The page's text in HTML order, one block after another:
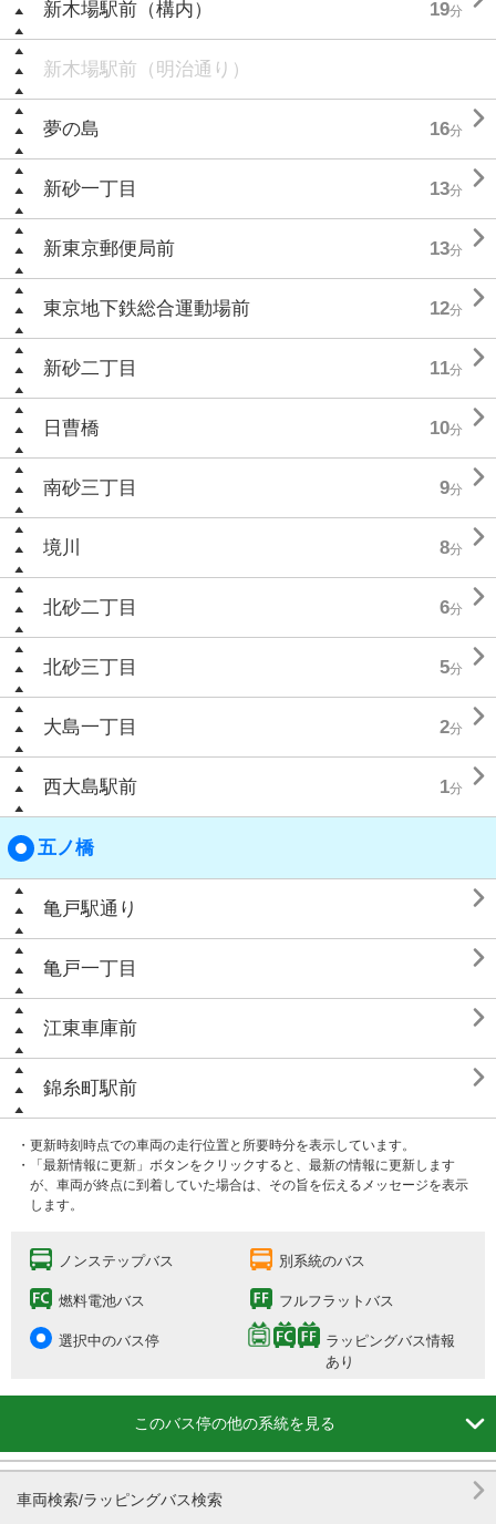
新木場駅前（構内） 19分
新木場駅前（明治通り）
夢の島 16分 
新砂一丁目 13分 
新東京郵便局前 13分 
東京地下鉄総合運動場前 12分 
新砂二丁目 11分 
日曹橋 10分 
南砂三丁目 9分 
境川 8分 
北砂二丁目 6分 
北砂三丁目 5分 
大島一丁目 2分 
西大島駅前 1分 
五ノ橋
亀戸駅通り 
亀戸一丁目 
江東車庫前 
錦糸町駅前 
・更新時刻時点での車両の走行位置と所要時分を表示しています。
・「最新情報に更新」ボタンをクリックすると、最新の情報に更新します
が、車両が終点に到着していた場合は、その旨を伝えるメッセージを表示
します。
ノンステップバス 別系統のバス
燃料電池バス フルフラットバス
選択中のバス停
ラッピングバス情報
あり
このバス停の他の系統を見る 
車両検索/ラッピングバス検索 